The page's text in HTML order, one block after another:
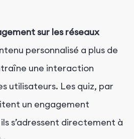
sur les réseaux
personnalisé a plus de
une interaction
utilisateurs. Les quiz, par
un engagement
s’adressent directement à